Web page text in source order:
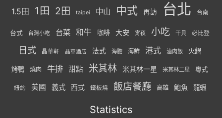
1.5田 1田 2田 taipei 中山 中式 再訪 台北 台南
台式 台灣小吃 台菜 和牛 咖啡 大安 宵夜 小吃 干貝 必比登
日式 晶華軒 晶華酒店 法式 海膽 海鮮 港式 滷肉飯 火鍋
烤鴨 燒肉 牛排 甜點 米其林 米其林一星 米其林二星 粵式
紐約 美國 義式 西式 鐵板燒 飯店餐廳 高雄 鮑魚 龍蝦
Statistics